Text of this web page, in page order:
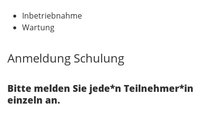
Inbetriebnahme
Wartung
Anmeldung Schulung
Bitte melden Sie jede*n Teilnehmer*in
einzeln an.